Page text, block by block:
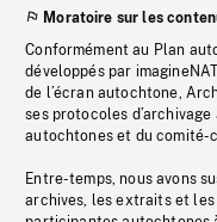
Moratoire sur les
Conformément au Plan
développés par
de l’écran autochtone,
ses protocoles
autochtones et du comité-
Entre-temps, nous avons
archives, les extraits et